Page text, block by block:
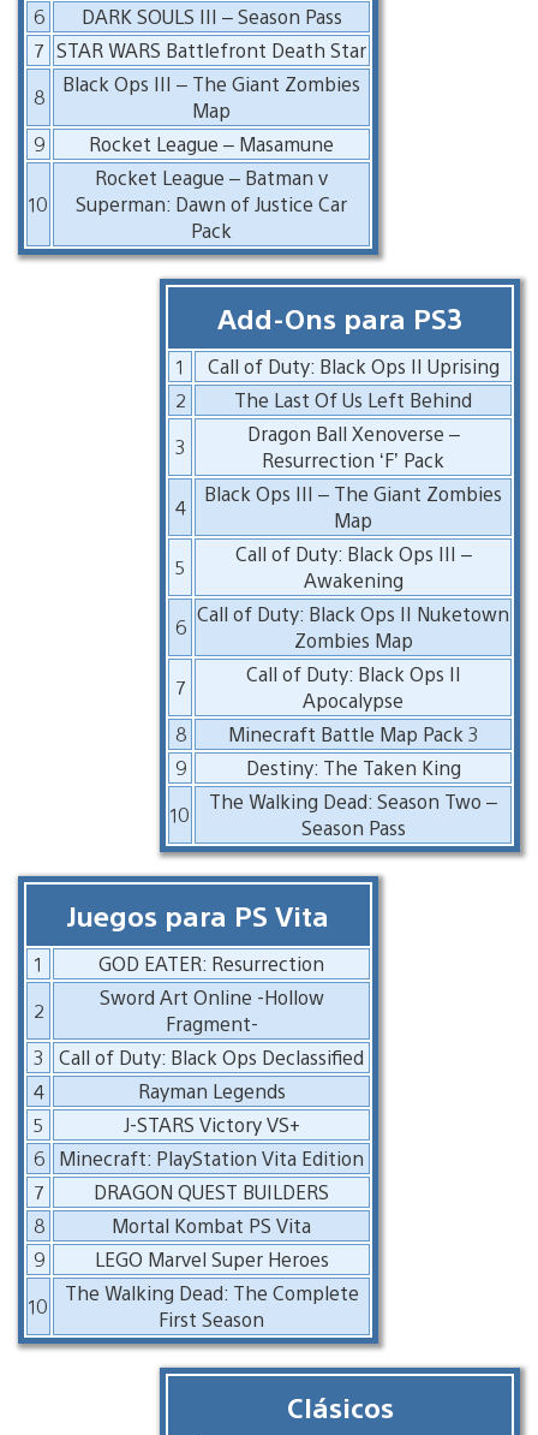
6
DARK SOULS III – Season Pass
7 STAR WARS Battlefront Death Star
8
Black Ops III – The Giant Zombies
Map
9
Rocket League – Masamune
10
Rocket League – Batman v
Superman: Dawn of Justice Car
Pack
Add-Ons para PS3
1
Call of Duty: Black Ops II Uprising
2
The Last Of Us Left Behind
3
Dragon Ball Xenoverse –
Resurrection ‘F’ Pack
4
Black Ops III – The Giant Zombies
Map
5
Call of Duty: Black Ops III –
Awakening
6
Call of Duty: Black Ops II Nuketown
Zombies Map
7
Call of Duty: Black Ops II
Apocalypse
8
Minecraft Battle Map Pack 3
9
Destiny: The Taken King
10
The Walking Dead: Season Two –
Season Pass
Juegos para PS Vita
1
GOD EATER: Resurrection
2
Sword Art Online -Hollow
Fragment-
3
Call of Duty: Black Ops Declassified
4
Rayman Legends
5
J-STARS Victory VS+
6
Minecraft: PlayStation Vita Edition
7
DRAGON QUEST BUILDERS
8
Mortal Kombat PS Vita
9
LEGO Marvel Super Heroes
10
The Walking Dead: The Complete
First Season
Clásicos